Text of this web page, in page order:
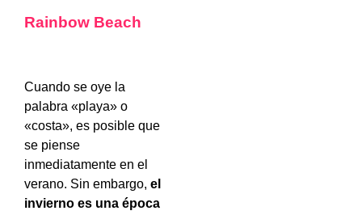
Rainbow Beach
Cuando se oye la
palabra «playa» o
«costa», es posible que
se piense
inmediatamente en el
verano. Sin embargo, el
invierno es una época